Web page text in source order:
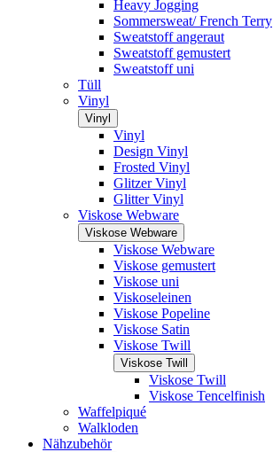
Heavy Jogging
Sommersweat/ French Terry
Sweatstoff angeraut
Sweatstoff gemustert
Sweatstoff uni
Tüll
Vinyl
Vinyl
Vinyl
Design Vinyl
Frosted Vinyl
Glitzer Vinyl
Glitter Vinyl
Viskose Webware
Viskose Webware
Viskose Webware
Viskose gemustert
Viskose uni
Viskoseleinen
Viskose Popeline
Viskose Satin
Viskose Twill
Viskose Twill
Viskose Twill
Viskose Tencelfinish
Waffelpiqué
Walkloden
Nähzubehör